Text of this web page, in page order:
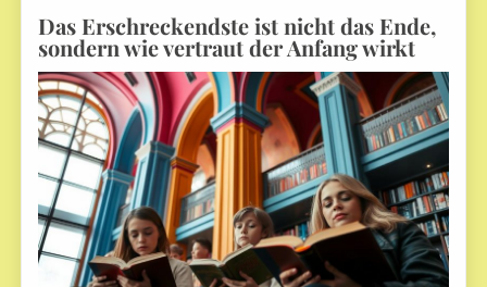
Das Erschreckendste ist nicht das Ende,
sondern wie vertraut der Anfang wirkt